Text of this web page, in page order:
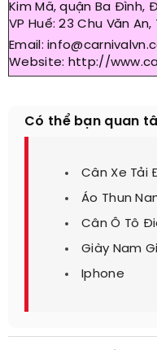
Kim Mã, quận Ba Đình,
VP Huế: 23 Chu Văn
Email:
Website: http://
Có thể bạn quan
Cân Xe Tải
Áo Thun
Cân Ô Tô
Giày Nam
Iphone